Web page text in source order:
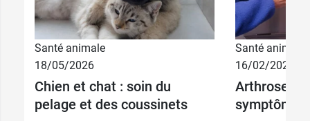
Santé animale
18/05/2026
Chien et chat : soin du
pelage et des coussinets
Santé animale
16/02/2026
Arthrose